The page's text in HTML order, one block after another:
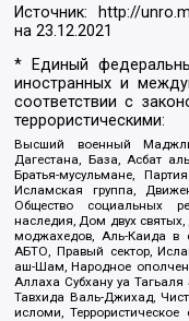
Источник: http://
на23.12.2021
* Единый
иностранных и
соответствии с
террористическими:
Высший военный
Дагестана, База, Асбат
Братья-мусульмане,
Исламская группа,
Общество социальных
наследия, Дом двух
моджахедов, Аль-Каида в
АБТО, Правый сектор,
аш-Шам, Народное
Аллаха Субхану уа
Тавхида Валь-Джихад,
исломи,